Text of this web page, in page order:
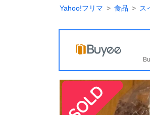
Yahoo!フリマ 食品 ス